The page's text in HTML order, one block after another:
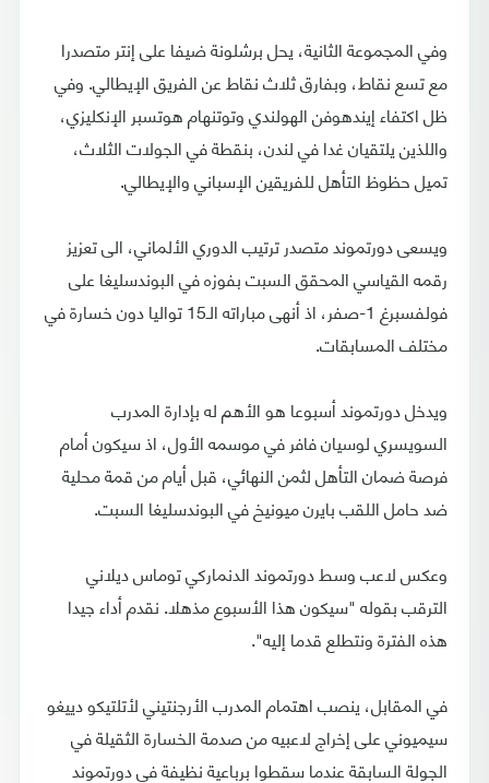
وفي المجموعة الثانية، يحل برشلونة ضيفا على إنتر متصدرا
مع تسع نقاط، وبفارق ثلاث نقاط عن الفريق الإيطالي. وفي
ظل اكتفاء إيندهوفن الهولندي وتوتنهام هوتسبر الإنكليزي،
واللذين يلتقيان غدا في لندن، بنقطة في الجولات الثلاث،
تميل حظوظ التأهل للفريقين الإسباني والإيطالي.
ويسعى دورتموند متصدر ترتيب الدوري الألماني، الى تعزيز
رقمه القياسي المحقق السبت بفوزه في البوندسليغا على
فولفسبرغ 1-صفر، اذ أنهى مباراته الـ15 تواليا دون خسارة في
مختلف المسابقات.
ويدخل دورتموند أسبوعا هو الأهم له بإدارة المدرب
السويسري لوسيان فافر في موسمه الأول، اذ سيكون أمام
فرصة ضمان التأهل لثمن النهائي، قبل أيام من قمة محلية
ضد حامل اللقب بايرن ميونيخ في البوندسليغا السبت.
وعكس لاعب وسط دورتموند الدنماركي توماس ديلاني
الترقب بقوله "سيكون هذا الأسبوع مذهلا. نقدم أداء جيدا
هذه الفترة ونتطلع قدما إليه".
في المقابل، ينصب اهتمام المدرب الأرجنتيني لأتلتيكو دييغو
سيميوني على إخراج لاعبيه من صدمة الخسارة الثقيلة في
الجولة السابقة عندما سقطوا برباعية نظيفة في دورتموند